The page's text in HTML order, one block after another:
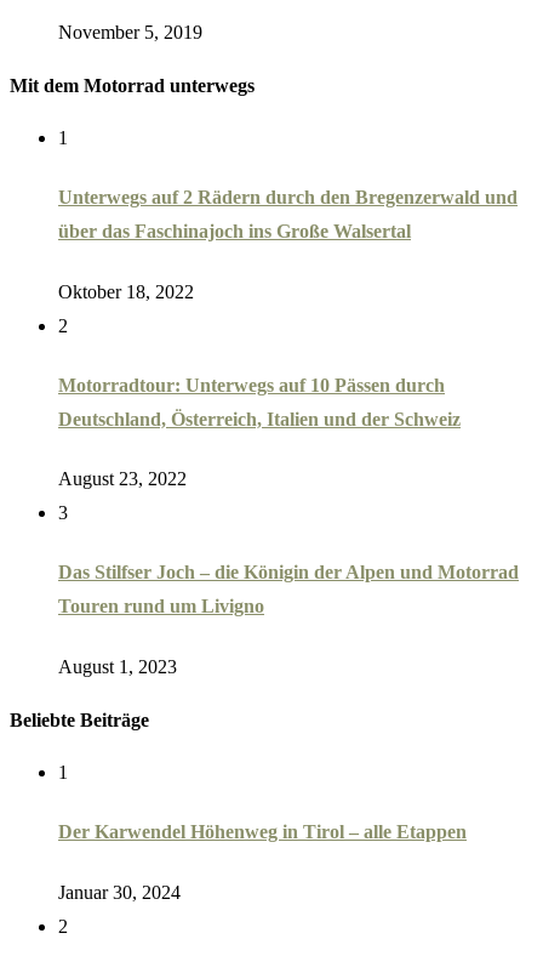
November 5, 2019
Mit dem Motorrad unterwegs
1
Unterwegs auf 2 Rädern durch den Bregenzerwald und
über das Faschinajoch ins Große Walsertal
Oktober 18, 2022
2
Motorradtour: Unterwegs auf 10 Pässen durch
Deutschland, Österreich, Italien und der Schweiz
August 23, 2022
3
Das Stilfser Joch – die Königin der Alpen und Motorrad
Touren rund um Livigno
August 1, 2023
Beliebte Beiträge
1
Der Karwendel Höhenweg in Tirol – alle Etappen
Januar 30, 2024
2